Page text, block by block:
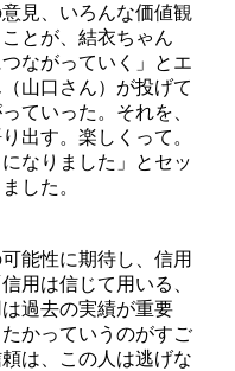
見、いろんな価値観
とが、結衣ちゃん
ながっていく」とエ
山口さん）が投げて
ていった。それを、
出す。楽しくって。
なりました」とセッ
した。
能性に期待し、信用
用は信じて用いる、
過去の実績が重要
かっていうのがすご
は、この人は逃げな